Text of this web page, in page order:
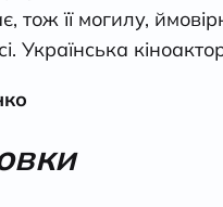
тож її могилу,
Українська